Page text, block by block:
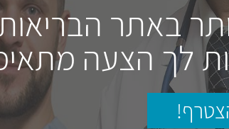
באתר
לך הצעה